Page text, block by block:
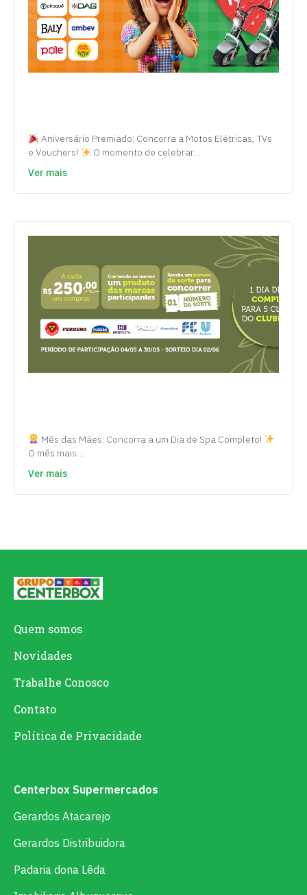
Aniversário Premiado: Concorra a Motos Elétricas, TVs
e Vouchers!
O momento de celebrar…
Ver mais
Mês das Mães: Concorra a um Dia de Spa Completo!
O mês mais…
Ver mais
Quem somos
Novidades
Trabalhe Conosco
Contato
Política de Privacidade
Centerbox Supermercados
Gerardos Atacarejo
Gerardos Distribuidora
Padaria dona Lêda